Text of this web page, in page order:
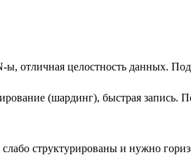
целостность данных.
(шардинг), быстрая запись.
структурированы и нужно